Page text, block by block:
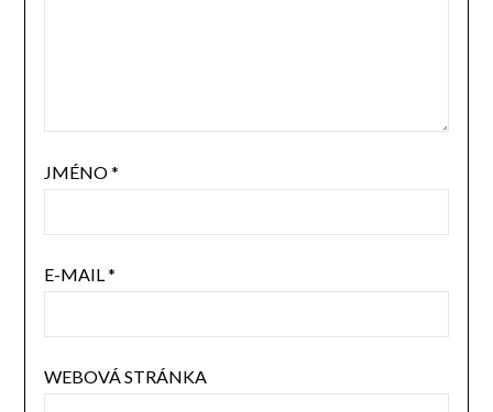
JMÉNO*
E-MAIL*
WEBOVÁ STRÁNKA